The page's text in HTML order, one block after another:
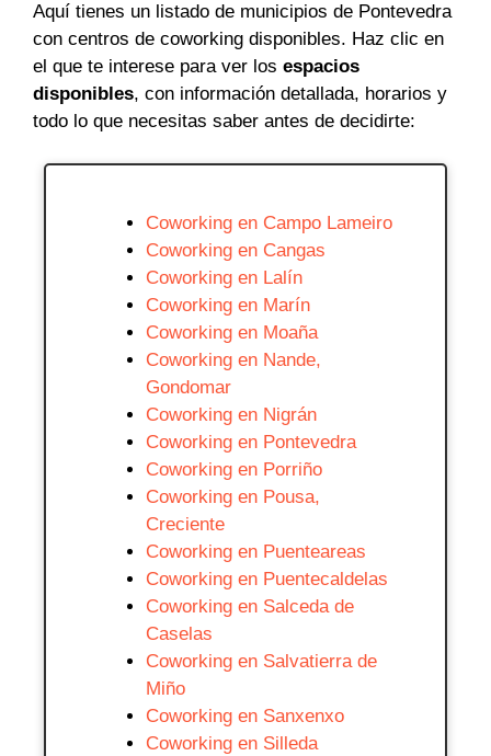
Aquí tienes un listado de municipios de Pontevedra
con centros de coworking disponibles. Haz clic en
el que te interese para ver los espacios
disponibles, con información detallada, horarios y
todo lo que necesitas saber antes de decidirte:
Coworking en Campo Lameiro
Coworking en Cangas
Coworking en Lalín
Coworking en Marín
Coworking en Moaña
Coworking en Nande,
Gondomar
Coworking en Nigrán
Coworking en Pontevedra
Coworking en Porriño
Coworking en Pousa,
Creciente
Coworking en Puenteareas
Coworking en Puentecaldelas
Coworking en Salceda de
Caselas
Coworking en Salvatierra de
Miño
Coworking en Sanxenxo
Coworking en Silleda